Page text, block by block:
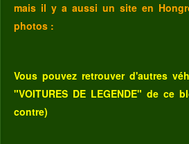
mais il y a aussi un site en
photos :
Vous pouvez retrouver d'autres
"VOITURES DE LEGENDE" de ce
contre)